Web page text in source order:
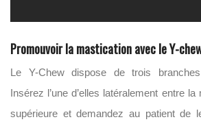
Promouvoir la mastication avec le Y-
Le Y-Chew dispose de trois
Insérez l’une d’elles latéralement entre
supérieure et demandez au patient de